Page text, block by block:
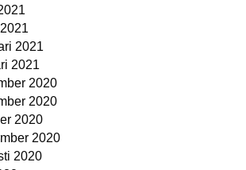
2021
2021
2020
2020
2020
2020
2020